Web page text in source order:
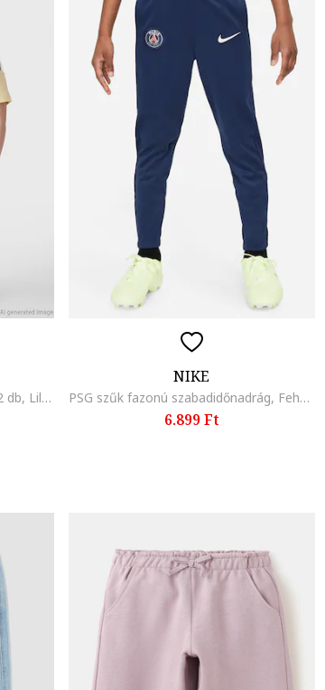
Rajzfilm mintás leggings szett - 2 db, Lila/Rózsaszín
NIKE
PSG szűk fazonú szabadidőnadrág, Fehér/Tengerészkék
6.899 Ft